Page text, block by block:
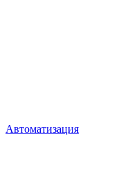
Автоматизация